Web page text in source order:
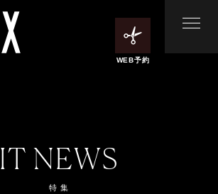
WEB予約
IT NEWS
特 集